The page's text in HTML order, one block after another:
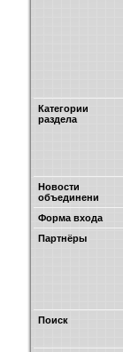
Категории
раздела
Новости
объединени
Форма входа
Партнёры
Поиск